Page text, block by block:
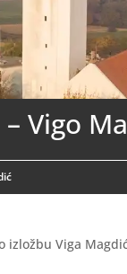
Vigo
izložbu Viga